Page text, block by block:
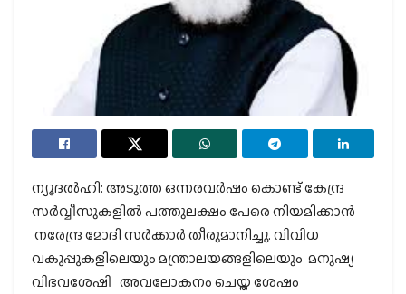
ന്യൂദല്‍ഹി: അടുത്ത ഒന്നരവര്‍ഷം കൊണ്ട് കേന്ദ്ര
സര്‍വ്വീസുകളില്‍ പത്തുലക്ഷം പേരെ നിയമിക്കാന്‍
നരേന്ദ്ര മോദി സര്‍ക്കാര്‍ തീരുമാനിച്ചു. വിവിധ
വകുപ്പുകളിലെയും മന്ത്രാലയങ്ങളിലെയും മനുഷ്യ
വിഭവശേഷി അവലോകനം ചെയ്ത ശേഷം